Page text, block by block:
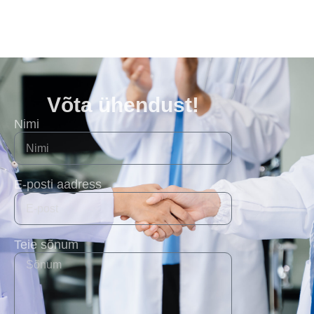
Võta ühendust!
Nimi
E-posti aadress
Teie sõnum